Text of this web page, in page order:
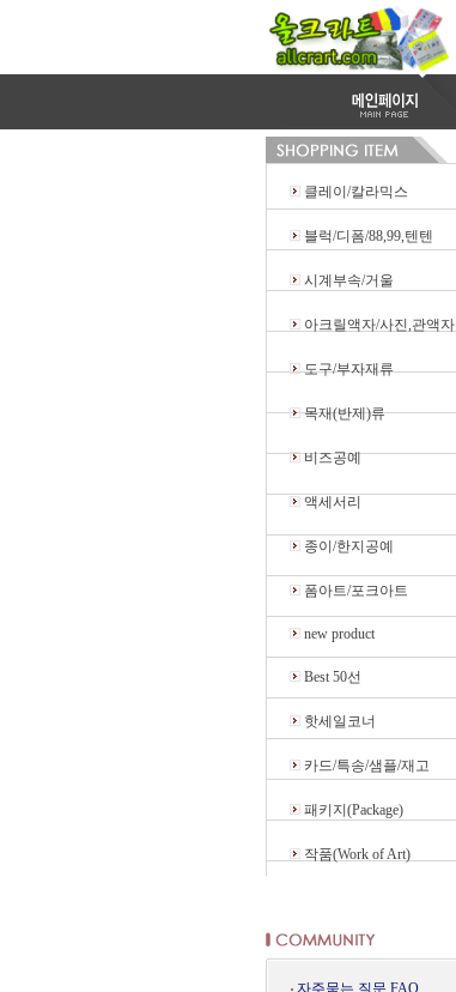
클레이/칼라믹스
블럭/디폼/88,99,텐텐
시계부속/거울
아크릴액자/사진,관액자
도구/부자재류
목재(반제)류
비즈공예
액세서리
종이/한지공예
폼아트/포크아트
new product
Best 50선
핫세일코너
카드/특송/샘플/재고
패키지(Package)
작품(Work of Art)
자주묻는 질문 FAQ